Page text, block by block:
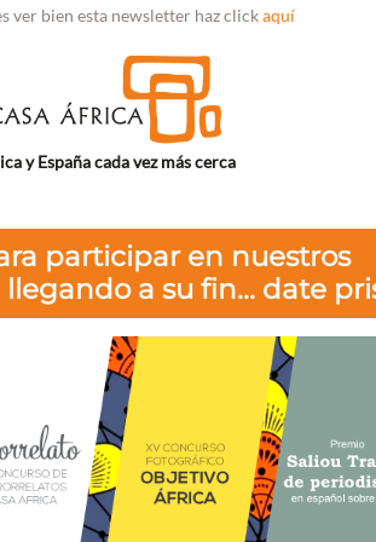
ver bien esta newsletter haz clickaquí
y España cada vez más cerca
participar en nuestros
a su fin... date